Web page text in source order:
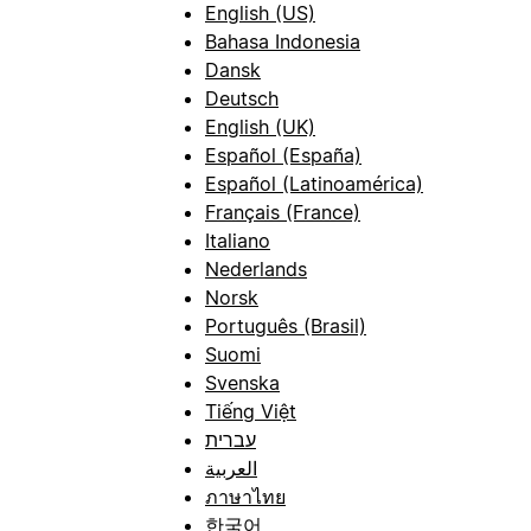
English (US)
Bahasa Indonesia
Dansk
Deutsch
English (UK)
Español (España)
Español (Latinoamérica)
Français (France)
Italiano
Nederlands
Norsk
Português (Brasil)
Suomi
Svenska
Tiếng Việt
עברית
العربية
ภาษาไทย
한국어